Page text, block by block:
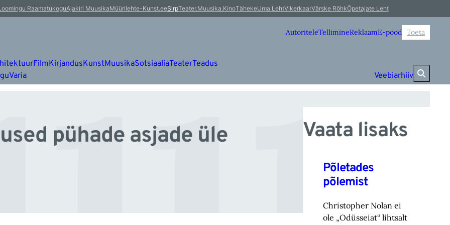
RaamatukoguAjakiri MuusikaMüürilehte-Kunst.eeSirpTeater.Muusika.KinoTähekeUma LehtVikerkaarVärske RõhkÕpetajate Leht
AutoriteleTellimineReklaamE-pood Toeta
FilmKirjandusKunstMuusikaSotsiaaliaTeaterTeadus
Varia Veebiarhiiv
pühade asjade üle Vaata lisaks
Põletades
põlemist
Christopher Nolan ei
ole „Odüsseiat“ lihtsalt